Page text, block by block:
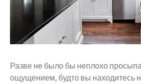
Разве не было бы неплохо
ощущением, будто вы находитесь